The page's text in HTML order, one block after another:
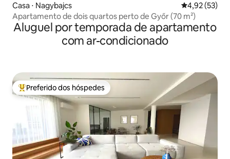
Casa ⋅ Nagybajcs 4,92 de uma
4,92 (53)
Apartamento de dois quartos perto de Győr (70 m²)
Aluguel por temporada de apartamento
com ar-condicionado
Entre os melhores preferidos dos hóspedes
Preferido dos hóspedes